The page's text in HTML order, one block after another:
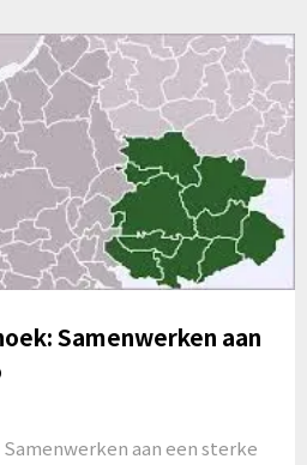
Samenwerken aan
aan een sterke